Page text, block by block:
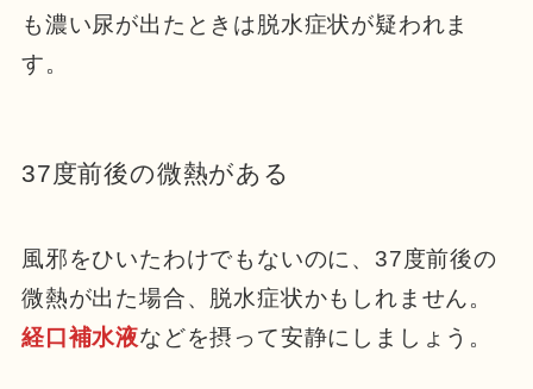
も濃い尿が出たときは脱水症状が疑われま
す。
37度前後の微熱がある
風邪をひいたわけでもないのに、37度前後の
微熱が出た場合、脱水症状かもしれません。
経口補水液などを摂って安静にしましょう。